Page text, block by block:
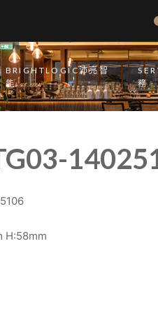
BRIGHTLOGIC沛亮智
能
務
H:58mm